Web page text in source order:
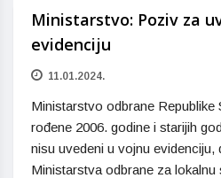
Ministarstvo: Poziv za
evidenciju
11.01.2024.
Ministarstvo odbrane
rođene 2006. godine i starijih
nisu uvedeni u vojnu evidenciju,
Ministarstva odbrane za